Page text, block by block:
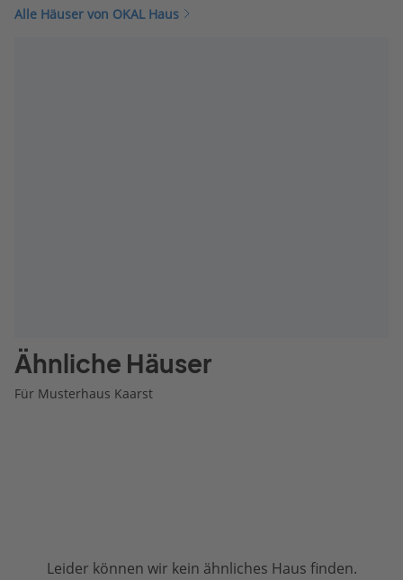
Alle Häuser von OKAL Haus
Ähnliche Häuser
Für Musterhaus Kaarst
Leider können wir kein ähnliches Haus finden.